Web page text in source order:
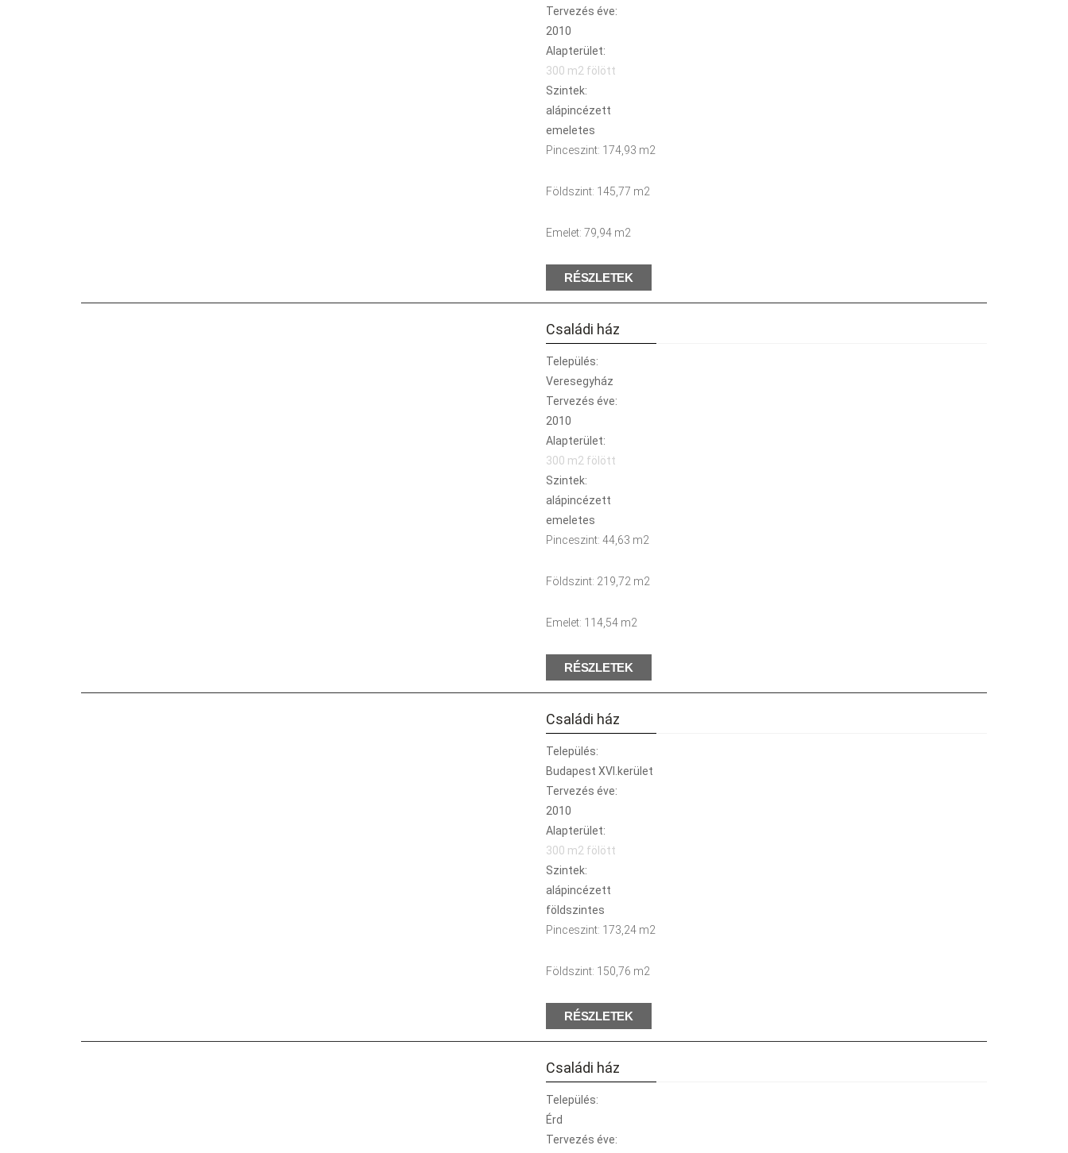
Tervezés éve:
2010
Alapterület:
300 m2 fölött
Szintek:
alápincézett
emeletes
Pinceszint: 174,93 m2
Földszint: 145,77 m2
Emelet: 79,94 m2
RÉSZLETEK
Családi ház
Település:
Veresegyház
Tervezés éve:
2010
Alapterület:
300 m2 fölött
Szintek:
alápincézett
emeletes
Pinceszint: 44,63 m2
Földszint: 219,72 m2
Emelet: 114,54 m2
RÉSZLETEK
Családi ház
Település:
Budapest XVI.kerület
Tervezés éve:
2010
Alapterület:
300 m2 fölött
Szintek:
alápincézett
földszintes
Pinceszint: 173,24 m2
Földszint: 150,76 m2
RÉSZLETEK
Családi ház
Település:
Érd
Tervezés éve: